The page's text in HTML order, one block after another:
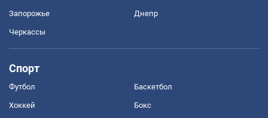
Запорожье Днепр
Черкассы
Спорт
Футбол Баскетбол
Хоккей Бокс